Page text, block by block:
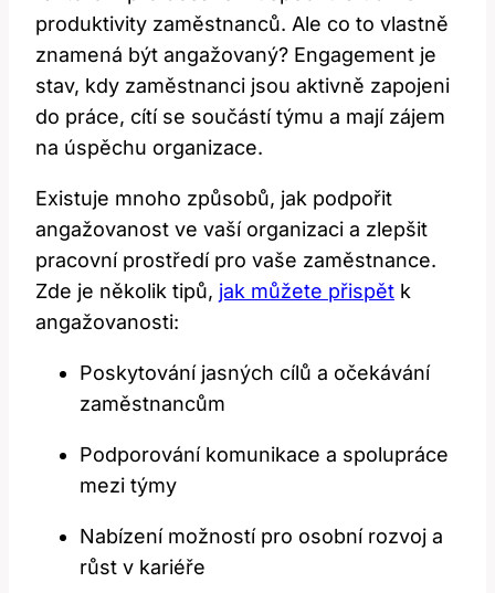
produktivity zaměstnanců. Ale co to vlastně
znamená být angažovaný? Engagement je
stav, kdy zaměstnanci jsou aktivně zapojeni
do práce, cítí se součástí týmu a mají zájem
na úspěchu organizace.
Existuje mnoho způsobů, jak podpořit
angažovanost ve vaší organizaci a zlepšit
pracovní prostředí pro vaše zaměstnance.
Zde je několik tipů, jak můžete přispět k
angažovanosti:
Poskytování jasných cílů a očekávání
zaměstnancům
Podporování komunikace a spolupráce
mezi týmy
Nabízení možností pro osobní rozvoj a
růst v kariéře